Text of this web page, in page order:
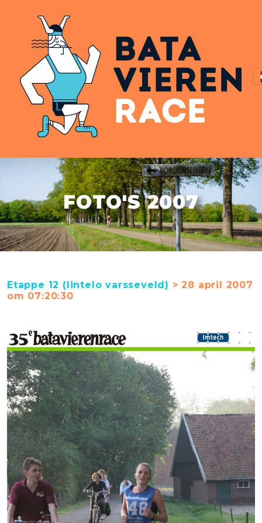
FOTO'S 2007
Etappe 12 (lintelo varsseveld) > 28 april 2007
om 07:20:30